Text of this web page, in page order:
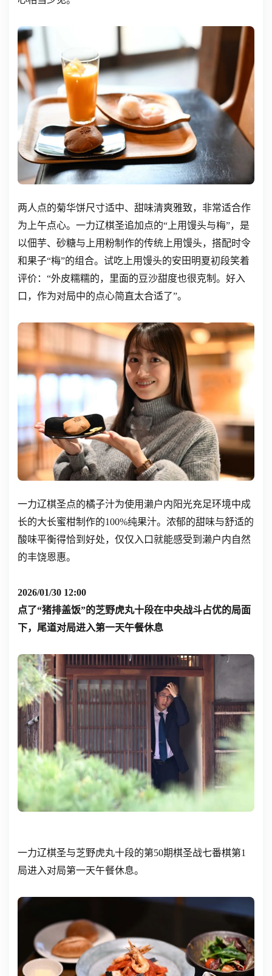
两人点的菊华饼尺寸适中、甜味清爽雅致，非常适合作
为上午点心。一力辽棋圣追加点的“上用馒头与梅”，是
以佃芋、砂糖与上用粉制作的传统上用馒头，搭配时令
和果子“梅”的组合。试吃上用馒头的安田明夏初段笑着
评价：“外皮糯糯的，里面的豆沙甜度也很克制。好入
口，作为对局中的点心简直太合适了”。
一力辽棋圣点的橘子汁为使用濑户内阳光充足环境中成
长的大长蜜柑制作的100%纯果汁。浓郁的甜味与舒适的
酸味平衡得恰到好处，仅仅入口就能感受到濑户内自然
的丰饶恩惠。
2026/01/30 12:00
点了“猪排盖饭”的芝野虎丸十段在中央战斗占优的局面
下，尾道对局进入第一天午餐休息
一力辽棋圣与芝野虎丸十段的第50期棋圣战七番棋第1
局进入对局第一天午餐休息。